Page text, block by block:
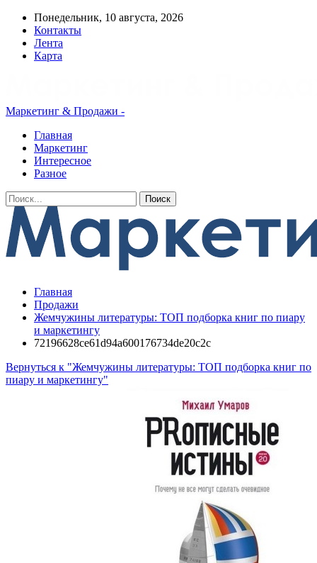
Понедельник, 10 августа, 2026
Контакты
Лента
Карта
Маркетинг & Продажи -
Главная
Маркетинг
Интересное
Разное
Главная
Продажи
Жемчужины литературы: ТОП подборка книг по пиару
и маркетингу
72196628ce61d94a600176734de20c2c
Вернуться к "Жемчужины литературы: ТОП подборка книг по
пиару и маркетингу"